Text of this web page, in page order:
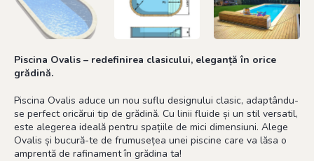
Piscina Ovalis – redefinirea clasicului, eleganță în orice
grădină.
Piscina Ovalis aduce un nou suflu designului clasic, adaptându-
se perfect oricărui tip de grădină. Cu linii fluide și un stil versatil,
este alegerea ideală pentru spațiile de mici dimensiuni. Alege
Ovalis și bucură-te de frumusețea unei piscine care va lăsa o
amprentă de rafinament în grădina ta!